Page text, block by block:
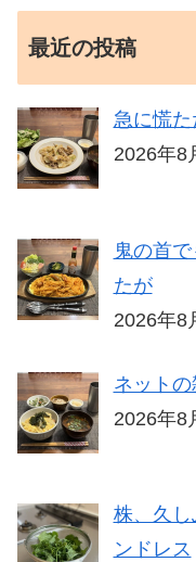
最近の投稿
急に慌た
2026年8
鬼の首
たが
2026年8
ネット
2026年8
株、久
ンドレス